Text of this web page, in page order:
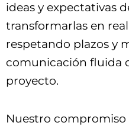
ideas y expectativas
transformarlas en
respetando plazos y
comunicación fluida
proyecto.
Nuestro compromiso